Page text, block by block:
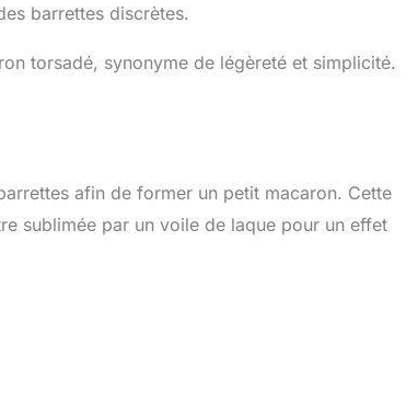
barrettes discrètes.
torsadé, synonyme de légèreté et simplicité.
afin de former un petit macaron. Cette
sublimée par un voile de laque pour un effet